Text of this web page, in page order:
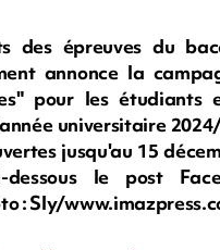
des épreuves du
annonce la
pour les étudiants
universitaire
jusqu'au 15
dessous le post
: Sly/